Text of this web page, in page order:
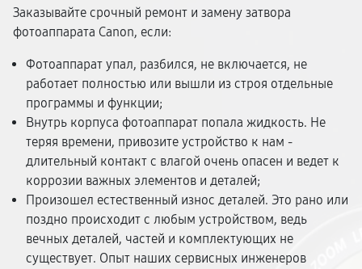
Заказывайте срочный ремонт и замену затвора
фотоаппарата Canon, если:
Фотоаппарат упал, разбился, не включается, не
работает полностью или вышли из строя отдельные
программы и функции;
Внутрь корпуса фотоаппарат попала жидкость. Не
теряя времени, привозите устройство к нам -
длительный контакт с влагой очень опасен и ведет к
коррозии важных элементов и деталей;
Произошел естественный износ деталей. Это рано или
поздно происходит с любым устройством, ведь
вечных деталей, частей и комплектующих не
существует. Опыт наших сервисных инженеров